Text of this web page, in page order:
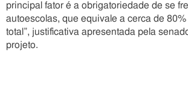
principal fator é a obrigatoriedade de se
autoescolas, que equivale a cerca de
total”, justificativa apresentada pela
projeto.